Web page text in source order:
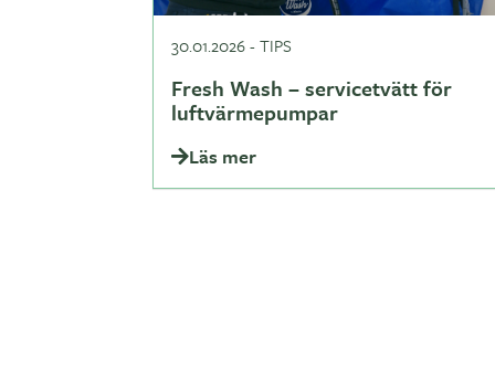
30.01.2026-TIPS
Fresh Wash – servicetvätt för
luftvärmepumpar
Läs mer